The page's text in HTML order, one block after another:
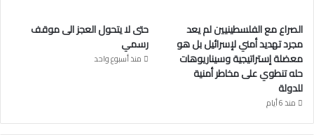
الصراع مع الفلسطينيين لم يعد
مجرد تهديد أمني لإسرائيل بل هو
معضلة إستراتيجية وسيناريوهات
حله تنطوي على مخاطر أمنية
للدولة
منذ 6 أيام
حتى لا يتحول العجز الى موقف
رسمي
منذ أسبوع واحد